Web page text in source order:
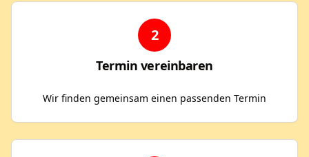
2
Termin vereinbaren
Wir finden gemeinsam einen passenden Termin